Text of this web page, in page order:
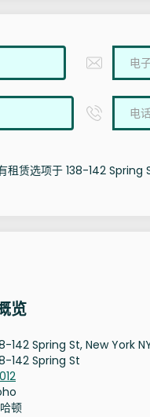
租赁选项于 138-142 Spring
览
142 Spring St, New York
142 Spring St
顿